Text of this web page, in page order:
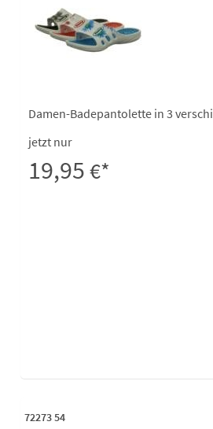
Damen-Badepantolette in 3
jetzt nur
19,95€*
72273 54